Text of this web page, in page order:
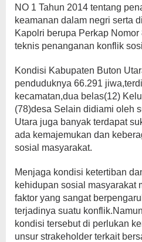
NO 1 Tahun 2014 tentang
keamanan dalam negri serta
Kapolri berupa Perkap
teknis penanganan konflik
Kondisi Kabupaten Buton
penduduknya 66.291
kecamatan,dua belas(12)
(78)desa Selain didiami oleh
Utara juga banyak terdapat
ada kemajemukan dan
sosial masyarakat.
Menjaga kondisi ketertiban
kehidupan sosial masyarakat
faktor yang sangat
terjadinya suatu
kondisi tersebut di perlukan
unsur strakeholder terkait